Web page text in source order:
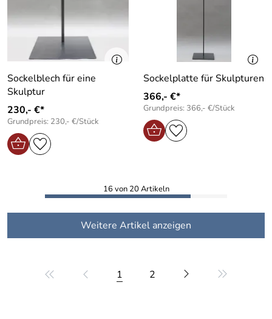
Sockelblech für eine
Skulptur
230,- €*
Grundpreis: 230,- €/Stück
Sockelplatte für Skulpturen
366,- €*
Grundpreis: 366,- €/Stück
16 von 20 Artikeln
Weitere Artikel anzeigen
1 2